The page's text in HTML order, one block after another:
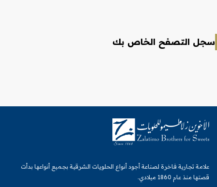
سجل التصفح الخاص بك
علامة تجارية فاخرة لصناعة أجود أنواع الحلويات الشرقية بجميع أنواعها بدأت
قصتها منذ عام 1860 ميلادي.